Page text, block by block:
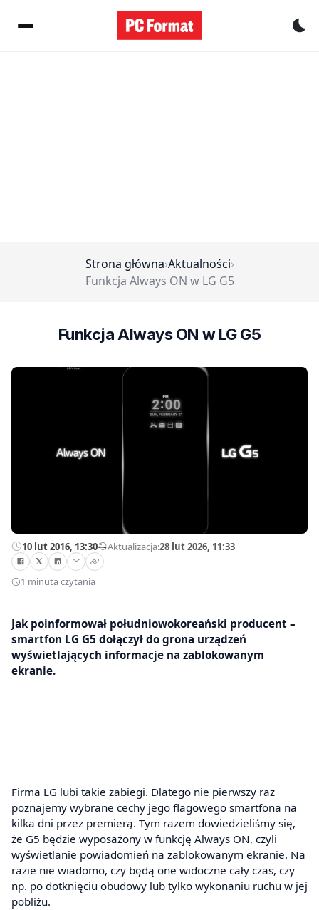
Strona główna›Aktualności›
Funkcja Always ON w LG G5
Funkcja Always ON w LG G5
10 lut 2016, 13:30—Aktualizacja:28 lut 2026, 11:33
1 minuta czytania
Jak poinformował południowokoreański producent –
smartfon LG G5 dołączył do grona urządzeń
wyświetlających informacje na zablokowanym
ekranie.
Firma LG lubi takie zabiegi. Dlatego nie pierwszy raz
poznajemy wybrane cechy jego flagowego smartfona na
kilka dni przez premierą. Tym razem dowiedzieliśmy się,
że G5 będzie wyposażony w funkcję Always ON, czyli
wyświetlanie powiadomień na zablokowanym ekranie. Na
razie nie wiadomo, czy będą one widoczne cały czas, czy
np. po dotknięciu obudowy lub tylko wykonaniu ruchu w jej
pobliżu.